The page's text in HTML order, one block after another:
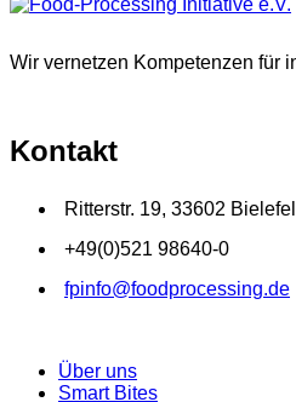
Wir vernetzen Kompetenzen für
Kontakt
Ritterstr. 19, 33602
+49(0)521 98640-0
fpinfo@foodprocessing.de
Über uns
Smart Bites